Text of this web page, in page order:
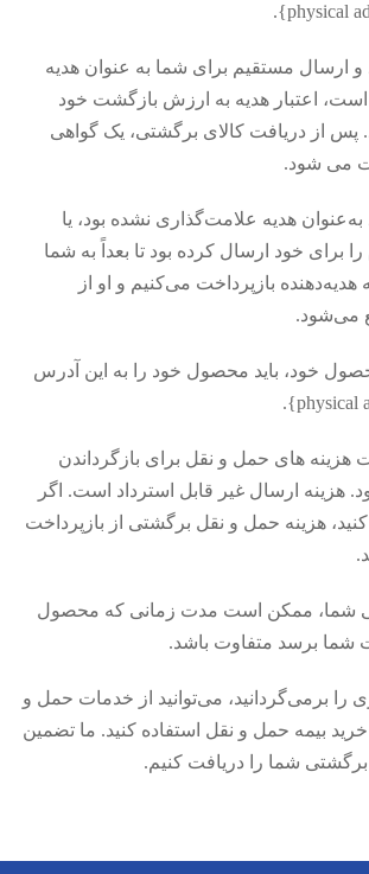
و ارسال مستقیم برای شما به عنوان هدیه
اعتبار هدیه به ارزش بازگشت خود
پس از دریافت کالای برگشتی، یک گواهی
می شود.
به‌عنوان هدیه علامت‌گذاری نشده بود، یا
برای خود ارسال کرده بود تا بعداً به شما
هدیه‌دهنده بازپرداخت می‌کنیم و او از
می‌شود.
خود، باید محصول خود را به این آدرس
های حمل و نقل برای بازگرداندن
هزینه ارسال غیر قابل استرداد است. اگر
هزینه حمل و نقل برگشتی از بازپرداخت
شما، ممکن است مدت زمانی که محصول
شما برسد متفاوت باشد.
را برمی‌گردانید، می‌توانید از خدمات حمل و
خرید بیمه حمل و نقل استفاده کنید. ما تضمین
شما را دریافت کنیم.